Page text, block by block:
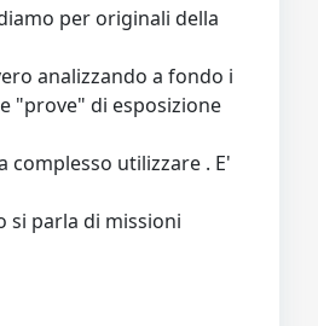
per originali della
analizzando a fondo i
"prove" di esposizione
utilizzare . E'
si parla di missioni